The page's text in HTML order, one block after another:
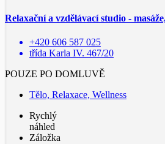
Relaxační a vzdělávací studio -
+420 606 587 025
třída Karla IV. 467/20
POUZE PO DOMLUVĚ
Tělo, Relaxace, Wellness
Rychlý
náhled
Záložka